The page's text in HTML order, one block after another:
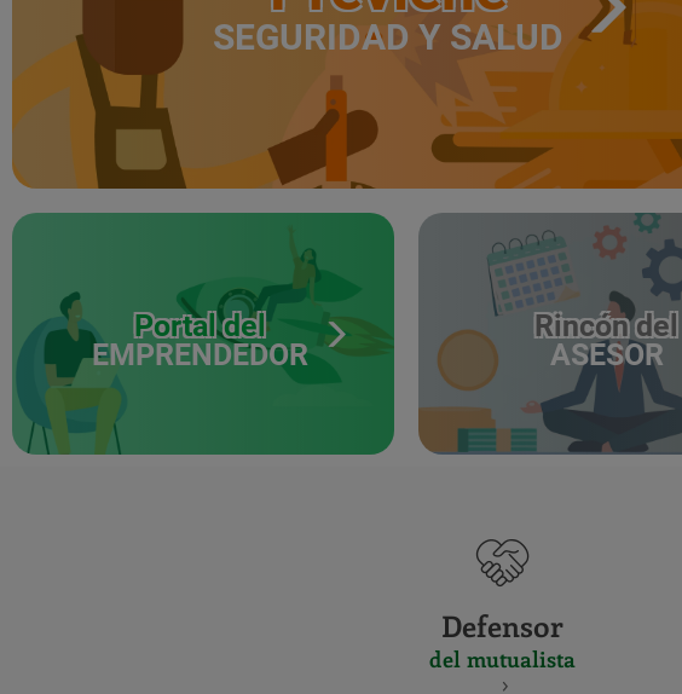
SEGURIDAD Y SALUD
Portal del
EMPRENDEDOR
Rincón del
ASESOR
Defensor
del mutualista